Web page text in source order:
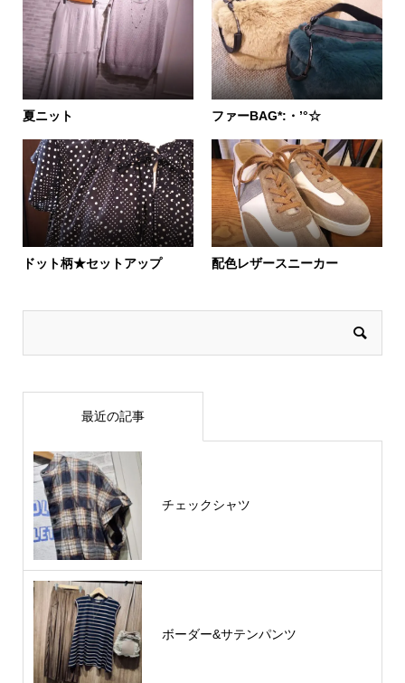
夏ニット ファーBAG*:・’°☆
ドット柄★セットアップ 配色レザースニーカー
最近の記事
チェックシャツ
ボーダー&サテンパンツ